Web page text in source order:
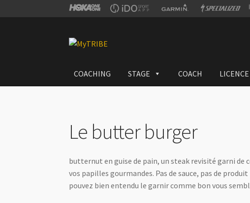
Aller
navigation
Aller
COACHING STAGE COACH
Le butter burger
butternut en guise de pain, un steak revisité garni de
vos papilles gourmandes. Pas de sauce, pas de
pouvez bien entendu le garnir comme bon vous